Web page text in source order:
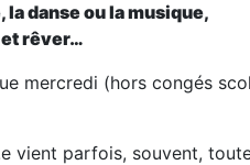
danse ou la musique,
rêver…
mercredi (hors congés
vient parfois, souvent,